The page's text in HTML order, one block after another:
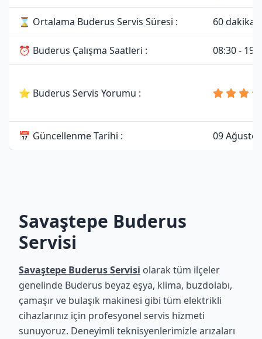
⌛ Ortalama Buderus Servis Süresi : 60 dakika
⏰ Buderus Çalışma Saatleri : 08:30 -
⭐ Buderus Servis Yorumu :
📅 Güncellenme Tarihi : 09
Savaştepe Buderus
Servisi
Savaştepe Buderus Servisi olarak tüm ilçeler
genelinde Buderus beyaz eşya, klima, buzdolabı,
çamaşır ve bulaşık makinesi gibi tüm elektrikli
cihazlarınız için profesyonel servis hizmeti
sunuyoruz. Deneyimli teknisyenlerimizle arızaları